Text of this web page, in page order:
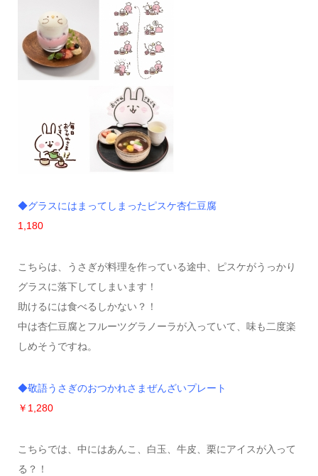
◆グラスにはまってしまったピスケ杏仁豆腐
1,180
こちらは、うさぎが料理を作っている途中、ピスケがうっかり
グラスに落下してしまいます！
助けるには食べるしかない？！
中は杏仁豆腐とフルーツグラノーラが入っていて、味も二度楽
しめそうですね。
◆敬語うさぎのおつかれさまぜんざいプレート
￥1,280
こちらでは、中にはあんこ、白玉、牛皮、栗にアイスが入って
る？！